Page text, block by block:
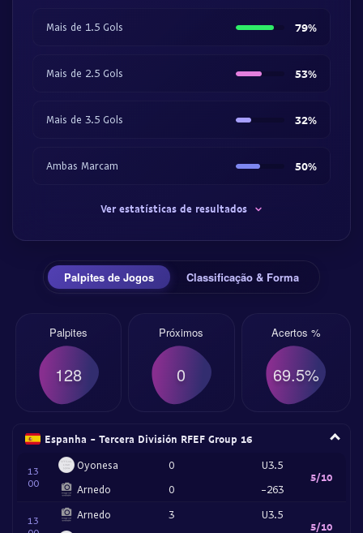
Mais de 1.5 Gols 79%
Mais de 2.5 Gols 53%
Mais de 3.5 Gols 32%
Ambas Marcam 50%
Ver estatísticas de resultados
Palpites de Jogos Classificação & Forma
Palpites
128
Próximos
0
Acertos %
69.5%
Espanha - Tercera División RFEF Group 16
13
00
Oyonesa
Arnedo
0
0
U3.5
-263
5/10
13
Arnedo
3
U3.5
5/10